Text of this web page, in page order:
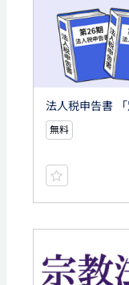
法人税申告書
無料